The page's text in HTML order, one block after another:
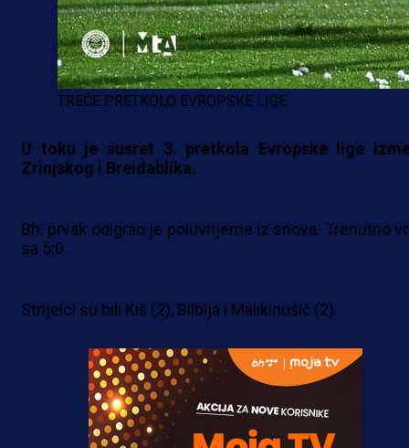
TREĆE PRETKOLO EVROPSKE LIGE
U toku je susret 3. pretkola Evropske lige
Zrinjskog i Breidablika.
Bh. prvak odigrao je poluvrijeme iz snova. Trenutno
sa 5:0.
Strijelci su bili Kiš (2), Bilbija i Malikinušić (2).